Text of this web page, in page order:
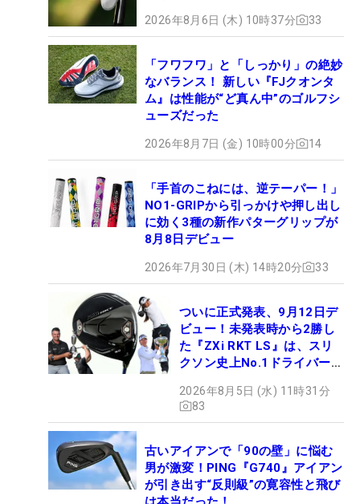
2026年8月6日 (木) 10時37分 33
「フワフワ」と「しっかり」の絶妙
なバランス！ 新しい『FJクオンタ
ム』は性能が“ど真ん中”のゴルフシ
ューズだった
2026年8月7日 (金) 10時00分 14
「手首のこねには、逆テーパー！」
NO1-GRIPから引っかけや押し出し
に効く3種の新作パターグリップが
8月8日デビュー
2026年7月30日 (木) 14時20分 33
ついに正式発表、9月12日デ
ビュー！未発表時から2勝し
た『ZXi RKT LS』は、スリ
クソン史上No.1ドライバー!?
2026年8月5日 (水) 11時31分
83
古いアイアンで「90の壁」に悩む
男が激変！PING『G740』アイアン
が引き出す“反則級”の寛容性と飛び